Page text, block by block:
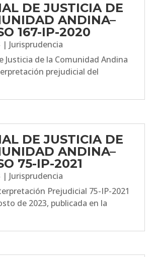
DE JUSTICIA DE
ANDINA–
167-IP-2020
| Jurisprudencia
Justicia de la Comunidad Andina
prejudicial del
DE JUSTICIA DE
ANDINA–
75-IP-2021
| Jurisprudencia
Prejudicial 75-IP-2021
de 2023, publicada en la